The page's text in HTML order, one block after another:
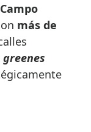
más de
greenes